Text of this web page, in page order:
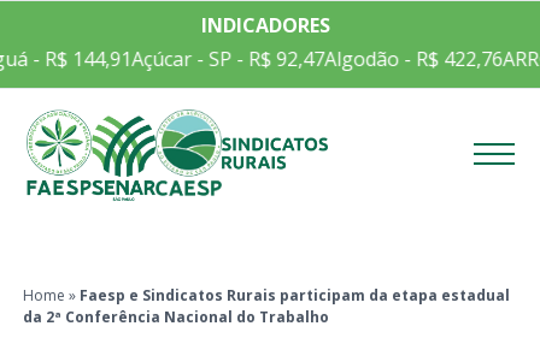
INDICADORES
- R$ 144,91Açúcar - SP - R$ 92,47Algodão - R$ 422,76
Home » Faesp e Sindicatos Rurais participam da etapa estadual
da 2ª Conferência Nacional do Trabalho